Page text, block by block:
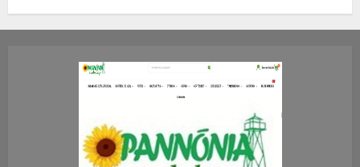
2026.JÚLIUS.23. CSÜTÖRTÖK.
0